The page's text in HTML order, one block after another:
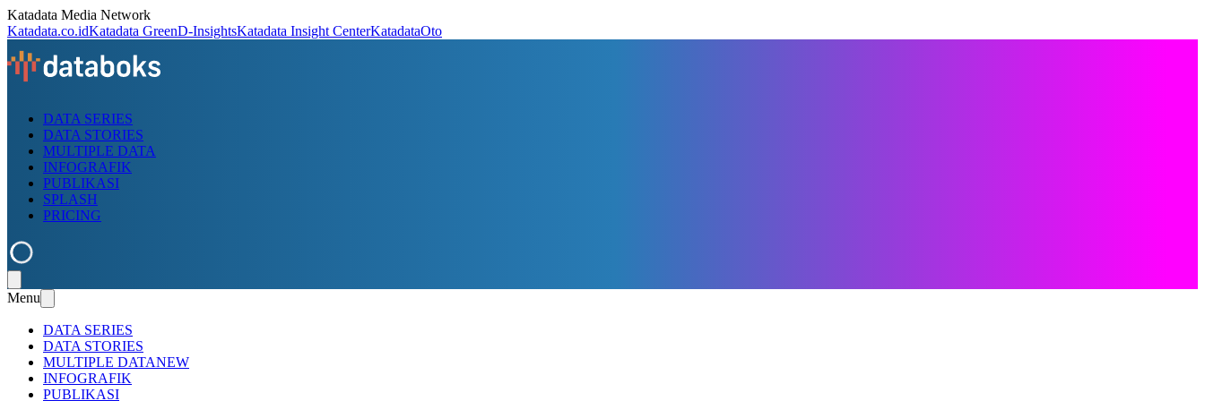
Katadata Media Network
Katadata.co.idKatadata GreenD-InsightsKatadata Insight CenterKatadataOto
DATA SERIES
DATA STORIES
MULTIPLE DATA
INFOGRAFIK
PUBLIKASI
SPLASH
PRICING
Menu
DATA SERIES
DATA STORIES
MULTIPLE DATANEW
INFOGRAFIK
PUBLIKASI